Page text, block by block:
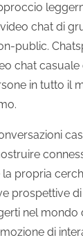
chat di
public.
chat
in tutto il
propria
prospettive di
nel mondo
di